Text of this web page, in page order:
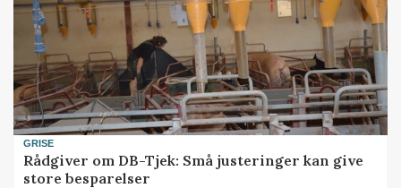
GRISE
Rådgiver om DB-Tjek: Små justeringer kan give
store besparelser